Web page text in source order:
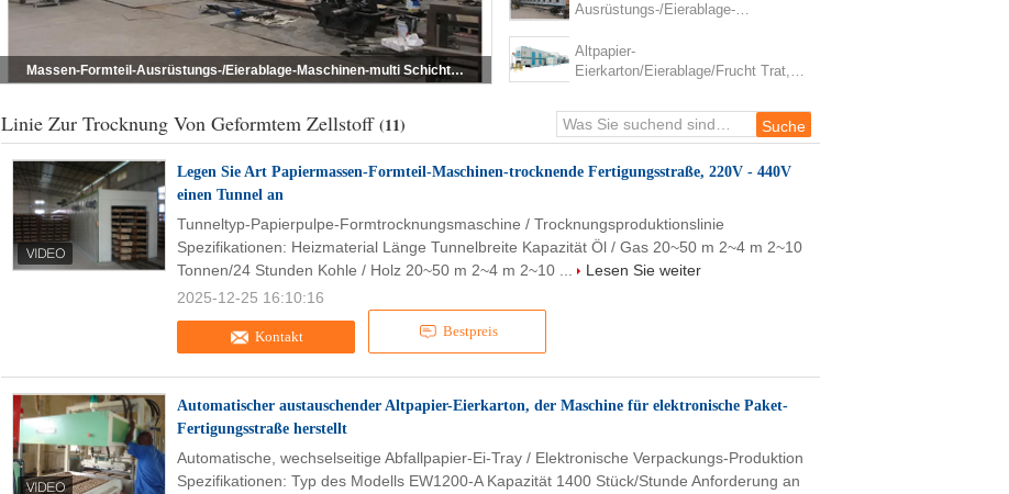
Massen-Formteil-Ausrüstungs-/Eierablage-Maschinen-multi Schicht-Trockner mit 1400 pcs/h automatischer
Ausrüstungs-/Eierablage-
mit 1400 pcs/h automatischer
Altpapier-
Eierkarton/Eierablage/Frucht Trat,
Trockner herstellt
Linie Zur Trocknung Von Geformtem Zellstoff (11)
Legen Sie Art Papiermassen-Formteil-Maschinen-trocknende Fertigungsstraße, 220V - 440V
einen Tunnel an
Kontakt Bestpreis
Tunneltyp-Papierpulpe-Formtrocknungsmaschine / Trocknungsproduktionslinie
Spezifikationen: Heizmaterial Länge Tunnelbreite Kapazität Öl / Gas 20~50 m 2~4 m 2~10
Tonnen/24 Stunden Kohle / Holz 20~50 m 2~4 m 2~10 ...
Lesen Sie weiter
2025-12-25 16:10:16
Automatischer austauschender Altpapier-Eierkarton, der Maschine für elektronische Paket-
Fertigungsstraße herstellt
Automatische, wechselseitige Abfallpapier-Ei-Tray / Elektronische Verpackungs-Produktion
Spezifikationen: Typ des Modells EW1200-A Kapazität 1400 Stück/Stunde Anforderung an